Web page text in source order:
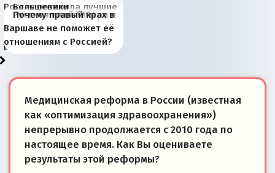
Россия потеряла лучшие
рыбопромысловые
районы Баренцева
моря
Большевики
отличаются от «Яблока»
тем, что они -
победители
Киевская марионетка
Запада рассказала о
«переобувании» хозяев
В России назрели
перемены: 15 шагов к
суверенной экономике
Миграционный пожар
Европы
Россия начинает
сбрасывать балласт
Анкориджа
Россия зимой 1904
года: первые уступки во
внутренней политике
Русская нация вчера и
сегодня
Почему правый крах в
Варшаве не поможет её
отношениям с Россией?
Медицинская реформа в России (известная
как «оптимизация здравоохранения»)
непрерывно продолжается с 2010 года по
настоящее время. Как Вы оцениваете
результаты этой реформы?